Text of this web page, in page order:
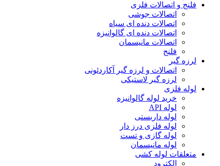
فلنج و اتصالات فلزی
اتصالات جوشی
اتصالات دنده ای سیاه
اتصالات دنده ای گالوانیزه
اتصالات مانیسمان
فلنج
لرزه گیر
اتصالات و لرزه گیر آکاردئونی
لرزه گیر لاستیکی
لوله فلزی
خرید لوله گالوانیزه
لوله API
لوله داربستی
لوله فلزی درز دار
لوله گازی و تست
لوله مانیسمان
متعلقات لوله کشی
الکترود